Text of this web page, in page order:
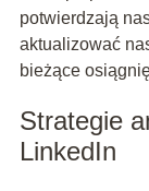
potwierdzają
aktualizować
bieżące
Strategie
LinkedIn